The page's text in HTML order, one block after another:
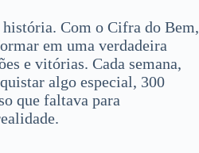
história. Com o Cifra do Bem,
em uma verdadeira
e vitórias. Cada semana,
algo especial, 300
que faltava para